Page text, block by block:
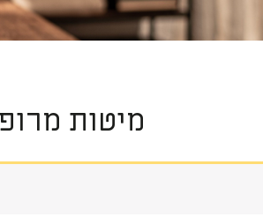
מיטות